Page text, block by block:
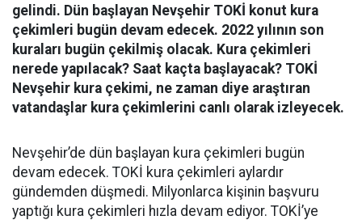
gelindi. Dün başlayan Nevşehir TOKİ konut kura
çekimleri bugün devam edecek. 2022 yılının son
kuraları bugün çekilmiş olacak. Kura çekimleri
nerede yapılacak? Saat kaçta başlayacak? TOKİ
Nevşehir kura çekimi, ne zaman diye araştıran
vatandaşlar kura çekimlerini canlı olarak izleyecek.
Nevşehir’de dün başlayan kura çekimleri bugün
devam edecek. TOKİ kura çekimleri aylardır
gündemden düşmedi. Milyonlarca kişinin başvuru
yaptığı kura çekimleri hızla devam ediyor. TOKİ’ye